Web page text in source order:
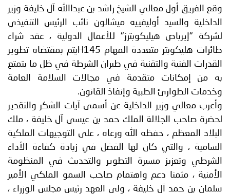
وقع الفريق أول معالي الشيخ راشد بن عبداالله آل خليفة وزير
الداخلية والسيد أوليفييه ميشالون نائب الرئيس التنفيذي
لشركة "إيرباص هيليكوبترز" للأعمال الدولية ، عقد شراء
طائرات هليكوبتر متعددة المهام H145يتم بمقتضاه تطوير
القدرات الفنية والتقنية في طيران الشرطة في ظل ما يتمتع
به من إمكانات متقدمة في مجالات السلامة العامة
وخدمات الطوارئ الطبية وإنفاذ القانون.
وأعرب معالي وزير الداخلية عن أسمى آيات الشكر والتقدير
لحضرة صاحب الجلالة الملك حمد بن عيسى آل خليفة ، ملك
البلاد المعظم ، حفظه الله ورعاه ، على التوجيهات الملكية
السامية ، والتي كان لها الفضل في زيادة كفاءة الأداء
الشرطي وتعزيز مسيرة التطوير والتحديث في المنظومة
الأمنية ، مثمنا دعم واهتمام صاحب السمو الملكي الأمير
سلمان بن حمد آل خليفة ، ولي العهد رئيس مجلس الوزراء ،